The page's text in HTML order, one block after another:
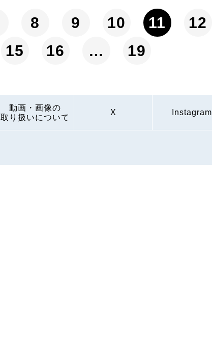
8 9 10 11
12
15 16 … 19
動画・画像の
取り扱いについて
X Instagram